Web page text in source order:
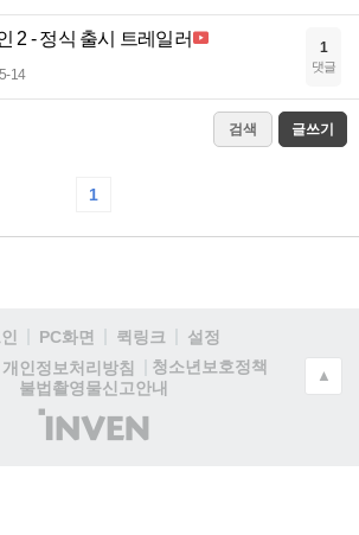
2 - 정식 출시 트레일러
14
1
댓글
검색 글쓰기
1
PC화면 퀵링크
설정
개인정보처리방침
청소년보호정책
불법촬영물신고안내
(주)
인
▲